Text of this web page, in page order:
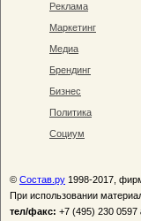
Реклама
Маркетинг
Медиа
Брендинг
Бизнес
Политика
Социум
© Состав.ру 1998-2017,
При использовании
тел/факс: +7 (495) 230 0597